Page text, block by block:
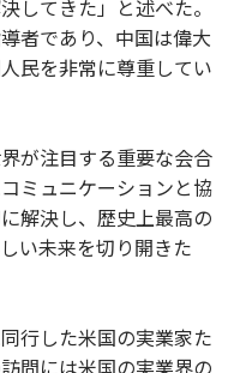
してきた」と述べた。
者であり、中国は偉大
民を非常に尊重してい
が注目する重要な会合
ミュニケーションと協
解決し、歴史上最高の
い未来を切り開きた
行した米国の実業家た
問には米国の実業界の